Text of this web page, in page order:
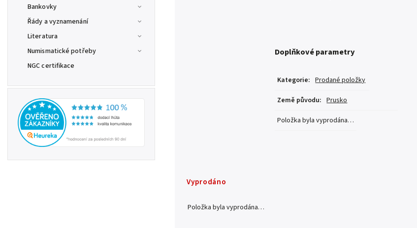
Bankovky
Řády a vyznamenání
Literatura
Numismatické potřeby
NGC certifikace
Doplňkové parametry
Kategorie: Prodané položky
Země původu: Prusko
Položka byla vyprodána…
Vyprodáno
Položka byla vyprodána…